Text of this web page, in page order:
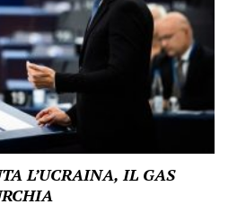
L’UCRAINA, IL GAS